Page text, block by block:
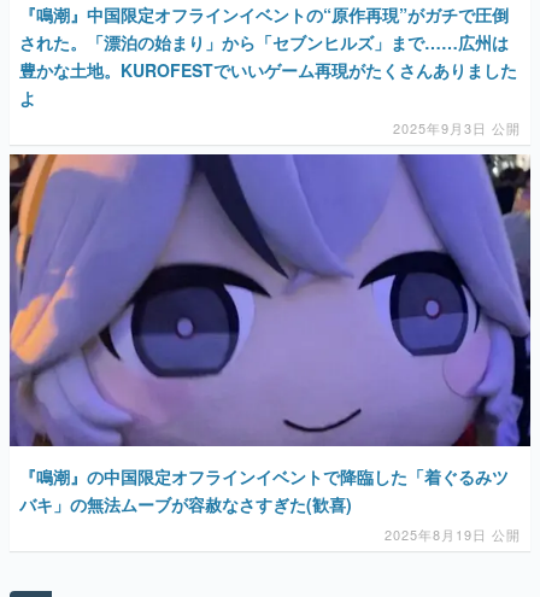
『鳴潮』中国限定オフラインイベントの“原作再現”がガチで圧倒
された。「漂泊の始まり」から「セブンヒルズ」まで……広州は
豊かな土地。KUROFESTでいいゲーム再現がたくさんありました
よ
2025年9月3日 公開
『鳴潮』の中国限定オフラインイベントで降臨した「着ぐるみツ
バキ」の無法ムーブが容赦なさすぎた(歓喜)
2025年8月19日 公開